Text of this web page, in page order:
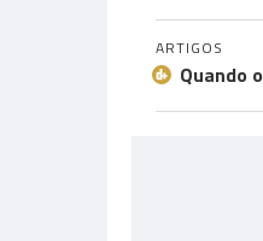
ARTIGOS
Quando